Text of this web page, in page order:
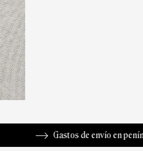
Gastos de envío en península de 3,99 €